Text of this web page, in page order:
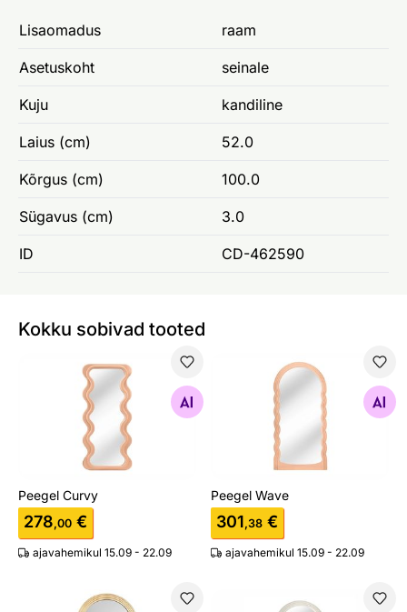
Lisaomadus raam
Asetuskoht seinale
Kuju kandiline
Laius (cm) 52.0
Kõrgus (cm) 100.0
Sügavus (cm) 3.0
ID CD-462590
Kokku sobivad tooted
Peegel Curvy
Otsi sarnaseid
Peegel Curvy
278,00 €
ajavahemikul 15.09 - 22.09
Peegel Wave
Otsi sarnaseid
Peegel Wave
301,38 €
ajavahemikul 15.09 - 22.09